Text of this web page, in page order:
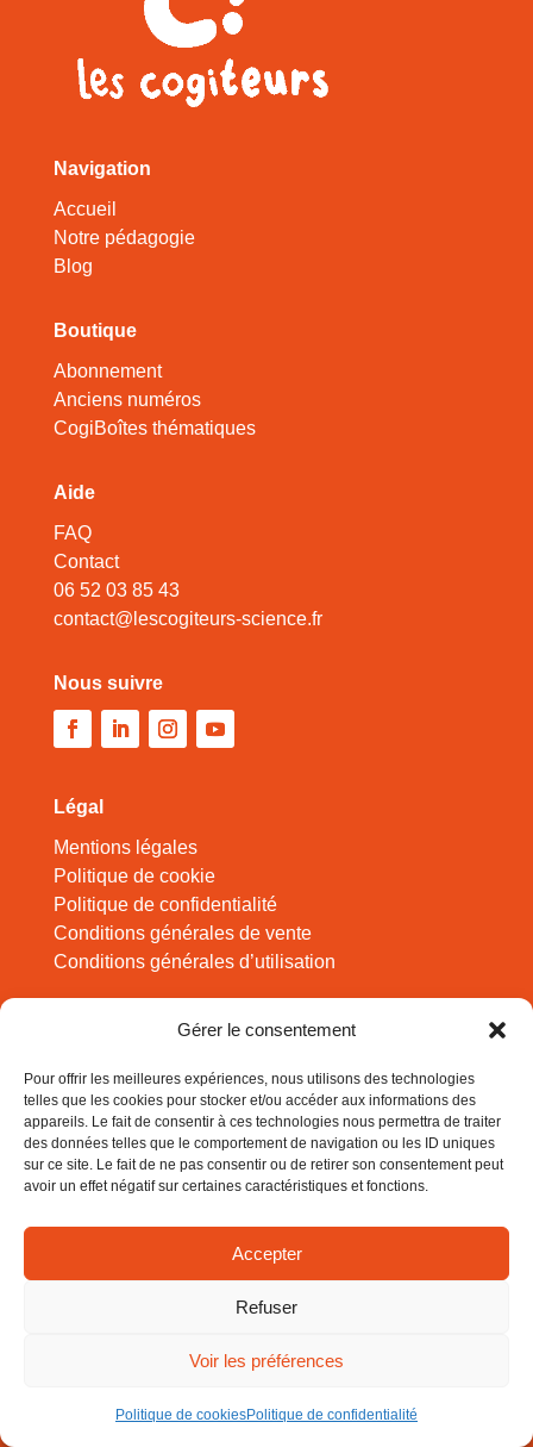
Gérer le consentement
Pour offrir les meilleures expériences, nous utilisons des technologies
telles que les cookies pour stocker et/ou accéder aux informations des
appareils. Le fait de consentir à ces technologies nous permettra de traiter
des données telles que le comportement de navigation ou les ID uniques
sur ce site. Le fait de ne pas consentir ou de retirer son consentement peut
avoir un effet négatif sur certaines caractéristiques et fonctions.
Accepter
Refuser
Voir les préférences
Politique de cookiesPolitique de confidentialité
Navigation
Accueil
Notre pédagogie
Blog
Boutique
Abonnement
Anciens numéros
CogiBoîtes thématiques
Aide
FAQ
Contact
06 52 03 85 43
contact@lescogiteurs-science.fr
Nous suivre
Légal
Mentions légales
Politique de cookie
Politique de confidentialité
Conditions générales de vente
Conditions générales d’utilisation
Pour des expériences à faire en famille, des
S'abonner
Votre adresse e-mail est uniquement utilisée pour vous envoyer
notre lettre d’information et des informations sur les activités des
Cogiteurs. Vous pouvez toujours utiliser le lien de désinscription